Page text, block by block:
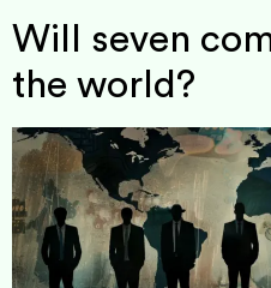
Will seven
the world?